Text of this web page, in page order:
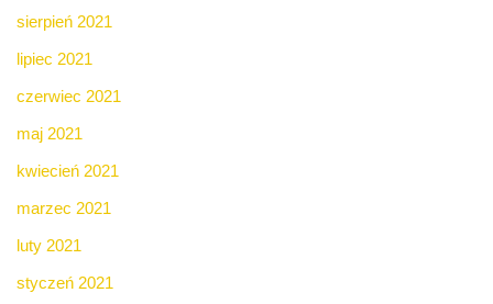
sierpień 2021
lipiec 2021
czerwiec 2021
maj 2021
kwiecień 2021
marzec 2021
luty 2021
styczeń 2021